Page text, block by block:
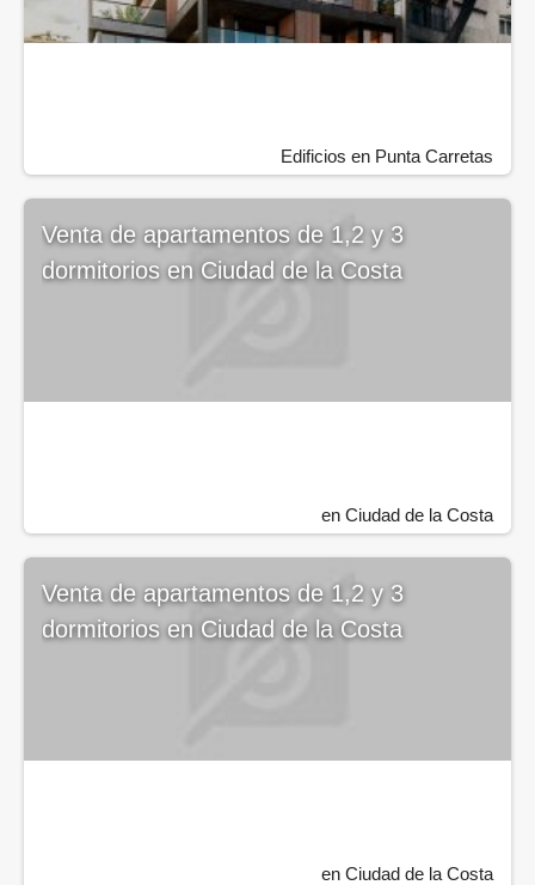
Edificios en Punta Carretas
Venta de apartamentos de 1,2 y 3
dormitorios en Ciudad de la Costa
en Ciudad de la Costa
Venta de apartamentos de 1,2 y 3
dormitorios en Ciudad de la Costa
en Ciudad de la Costa